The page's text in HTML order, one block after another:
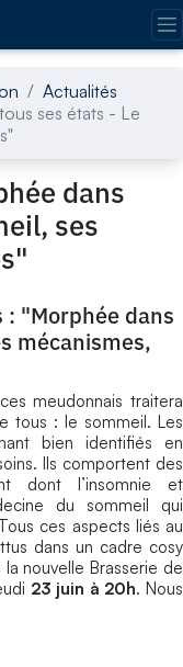
Actualités
ses états - Le
dans
ses
: "Morphée dans
mécanismes,
meudonnais traitera
tous : le sommeil. Les
bien identifiés en
Ils comportent des
dont l’insomnie et
du sommeil qui
ces aspects liés au
dans un cadre cosy
nouvelle Brasserie de
23 juin à 20h. Nous